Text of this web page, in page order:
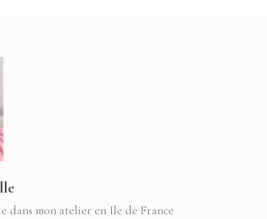
dans mon atelier en Ile de France